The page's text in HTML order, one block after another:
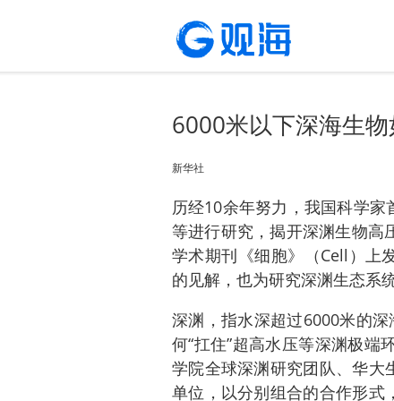
6000米以下深海生
新华社
历经10余年努力，我国科学
等进行研究，揭开深渊生物高
学术期刊《细胞》（Cell）上
的见解，也为研究深渊生态系
深渊，指水深超过6000米的
何“扛住”超高水压等深渊极端
学院全球深渊研究团队、华大
单位，以分别组合的合作形式